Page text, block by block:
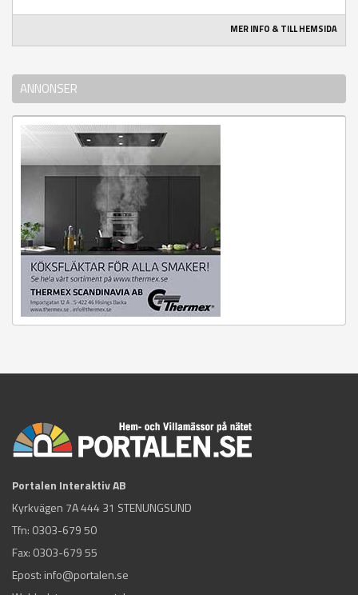
MER INFO & TILL HEMSIDA
ANNONSER
Portalen Interaktiv AB
Kyrkvägen 7A 444 31 STENUNGSUND
Tfn: 0303-679 50
Fax: 0303-679 55
Epost: info@portalen.se